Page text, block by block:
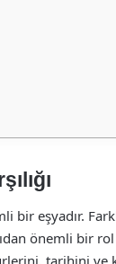
bir eşyadır.
önemli bir
tarihini